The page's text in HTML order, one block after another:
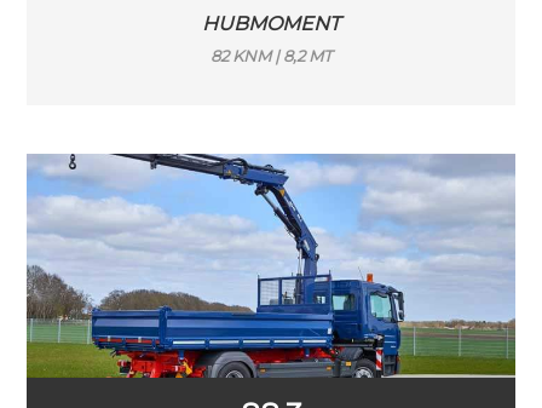
HUBMOMENT
82 KNM | 8,2 MT